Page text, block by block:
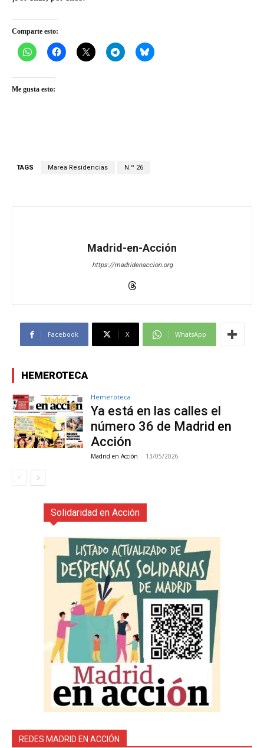
Comparte esto:
Me gusta esto:
TAGS Marea Residencias N.º 26
Madrid-en-Acción
https://madridenaccion.org
Facebook X WhatsApp
HEMEROTECA
Hemeroteca
Ya está en las calles el
número 36 de Madrid en
Acción
Madrid en Acción - 13/05/2026
Solidaridad en Acción
REDES MADRID EN ACCIÓN